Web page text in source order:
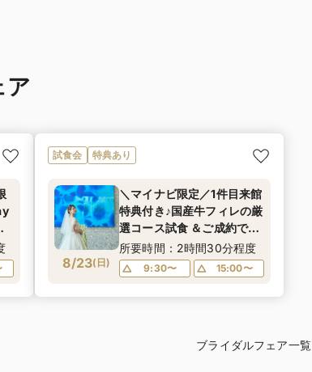
ア
試食会 特典あり
8/23( 日)
＼マイナビ限定／1件目来館
特典付き♪国産牛フィレの厳
選コース試食 ＆ご成約で宿
泊プレゼント！
所要時間：2時間30分程度
9:30〜 15:00〜
ブライダルフェア一覧